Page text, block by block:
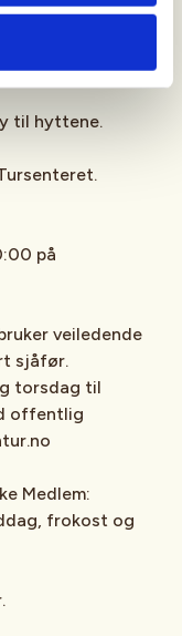
pakkeliste for
til hyttene.
på
veiledende
sjåfør.
torsdag til
offentlig
Medlem:
frokost og